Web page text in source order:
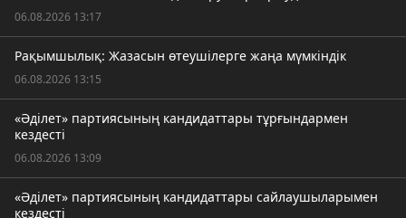
06.08.2026 13:17
Рақымшылық: Жазасын өтеушілерге жаңа мүмкіндік
06.08.2026 13:15
«Әділет» партиясының кандидаттары тұрғындармен
кездесті
06.08.2026 13:09
«Әділет» партиясының кандидаттары сайлаушыларымен
кездесті